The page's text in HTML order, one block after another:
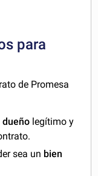
para
de Promesa
dueño legítimo y
sea un bien